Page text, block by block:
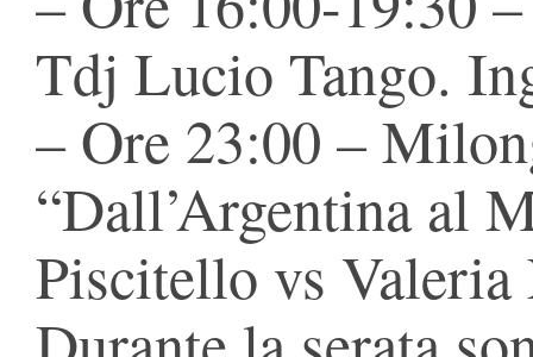
Tdj Lucio Tango.
– Ore 23:00 –
“Dall’Argentina al
Piscitello vs